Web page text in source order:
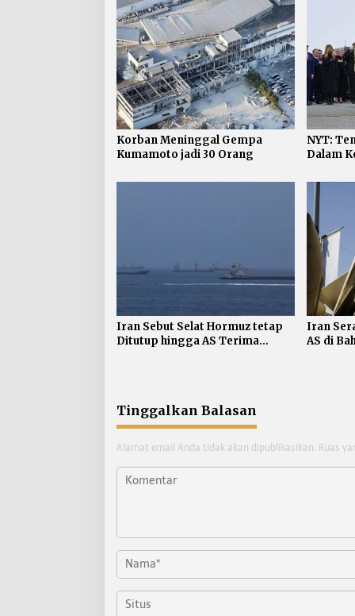
Korban Meninggal Gempa
Kumamoto jadi 30 Orang
NYT:
Dalam
Iran Sebut Selat Hormuz tetap
Ditutup hingga AS Terima
Iran
AS di
Tinggalkan Balasan
Alamat email Anda tidak akan dipublikasikan. Ruas